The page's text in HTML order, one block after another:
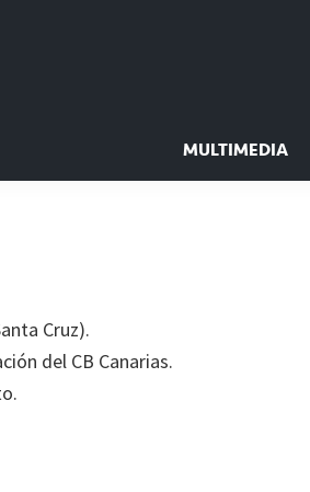
MULTIMEDIA
Cruz).
del CB Canarias.